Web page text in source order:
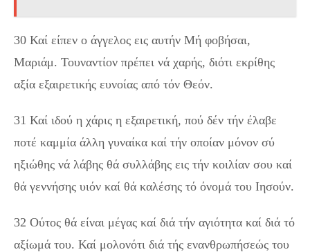
30 Καί είπεν ο άγγελος εις αυτήν Μή φοβήσαι,
Μαριάμ. Τουναντίον πρέπει νά χαρής, διότι εκρίθης
αξία εξαιρετικής ευνοίας από τόν Θεόν.
31 Καί ιδού η χάρις η εξαιρετική, πού δέν τήν έλαβε
ποτέ καμμία άλλη γυναίκα καί τήν οποίαν μόνον σύ
ηξιώθης νά λάβης θά συλλάβης εις τήν κοιλίαν σου καί
θά γεννήσης υιόν καί θά καλέσης τό όνομά του Ιησούν.
32 Ούτος θά είναι μέγας καί διά τήν αγιότητα καί διά τό
αξίωμά του. Καί μολονότι διά τής ενανθρωπήσεώς του